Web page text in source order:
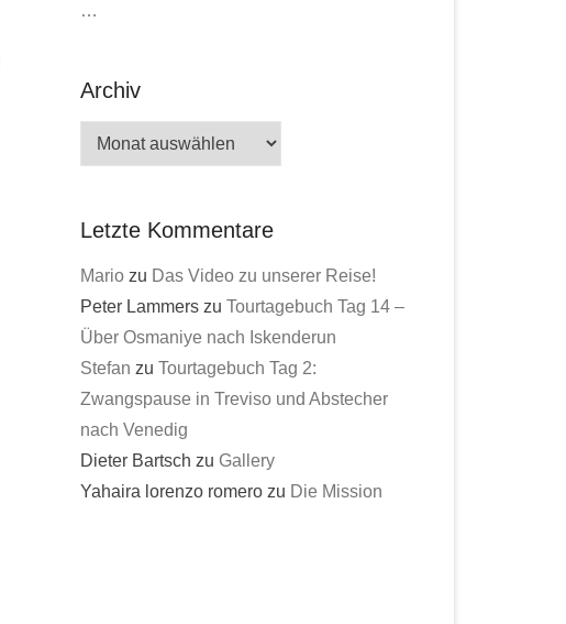
…
Archiv
Archiv
Letzte Kommentare
Mario zu Das Video zu unserer Reise!
Peter Lammers zu Tourtagebuch Tag 14 –
Über Osmaniye nach Iskenderun
Stefan zu Tourtagebuch Tag 2:
Zwangspause in Treviso und Abstecher
nach Venedig
Dieter Bartsch zu Gallery
Yahaira lorenzo romero zu Die Mission